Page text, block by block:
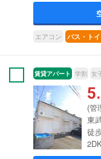
エアコン バス・ト
賃貸アパート 学割 女
(管
東
徒